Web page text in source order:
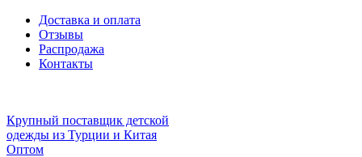
Доставка и оплата
Отзывы
Распродажа
Контакты
Крупный поставщик детской
одежды из Турции и Китая
Оптом